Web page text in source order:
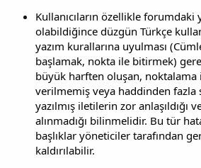
Kullanıcıların özellikle forumdaki
olabildiğince düzgün Türkçe
yazım kurallarına uyulması
başlamak, nokta ile bitirmek)
büyük harften oluşan, noktalama
verilmemiş veya haddinden fazla
yazılmış iletilerin zor anlaşıldığı
alınmadığı bilinmelidir. Bu tür
başlıklar yöneticiler tarafından
kaldırılabilir.